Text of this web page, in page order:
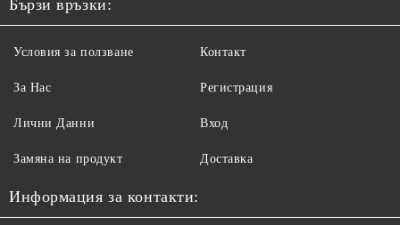
Бързи връзки:
Условия за ползване
За Нас
Лични Данни
Замяна на продукт
Контакт
Регистрация
Вход
Доставка
Информация за контакти: